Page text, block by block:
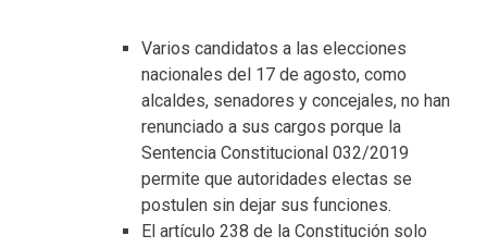
Varios candidatos a las elecciones
nacionales del 17 de agosto, como
alcaldes, senadores y concejales, no han
renunciado a sus cargos porque la
Sentencia Constitucional 032/2019
permite que autoridades electas se
postulen sin dejar sus funciones.
El artículo 238 de la Constitución solo